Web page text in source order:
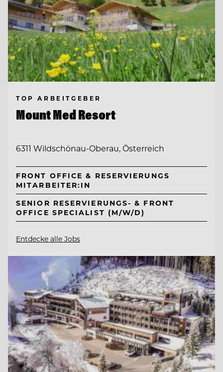
TOP ARBEITGEBER
Mount Med Resort
6311 Wildschönau-Oberau, Österreich
FRONT OFFICE & RESERVIERUNGS
MITARBEITER:IN
SENIOR RESERVIERUNGS- & FRONT
OFFICE SPECIALIST (M/W/D)
Entdecke alle Jobs